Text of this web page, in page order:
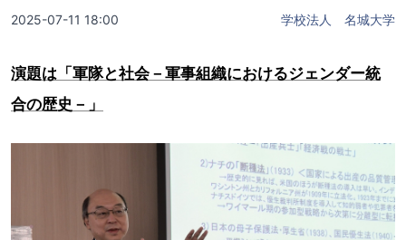
2025-07-11 18:00 学校法人 名城大学
演題は「軍隊と社会－軍事組織におけるジェンダー統
合の歴史－」